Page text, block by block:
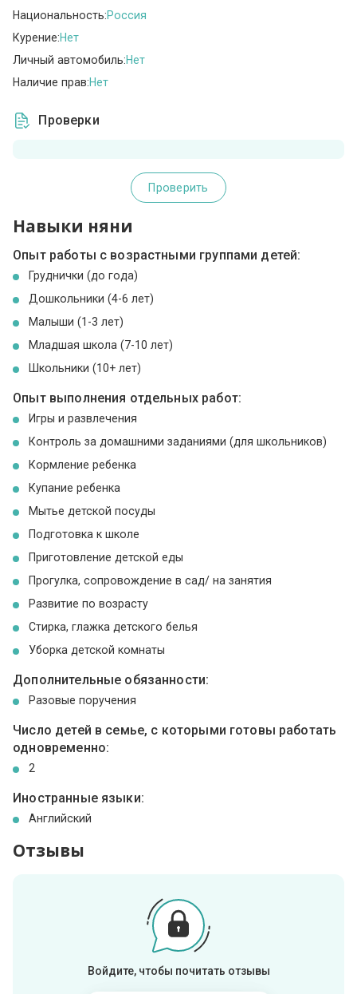
Национальность:Россия
Курение:Нет
Личный автомобиль:Нет
Наличие прав:Нет
Проверки
Проверить
Навыки няни
Опыт работы с возрастными группами детей:
Груднички (до года)
Дошкольники (4-6 лет)
Малыши (1-3 лет)
Младшая школа (7-10 лет)
Школьники (10+ лет)
Опыт выполнения отдельных работ:
Игры и развлечения
Контроль за домашними заданиями (для школьников)
Кормление ребенка
Купание ребенка
Мытье детской посуды
Подготовка к школе
Приготовление детской еды
Прогулка, сопровождение в сад/ на занятия
Развитие по возрасту
Стирка, глажка детского белья
Уборка детской комнаты
Дополнительные обязанности:
Разовые поручения
Число детей в семье, с которыми готовы работать
одновременно:
2
Иностранные языки:
Английский
Отзывы
Войдите, чтобы почитать отзывы